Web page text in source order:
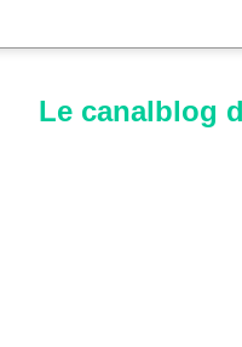
Le canalblog